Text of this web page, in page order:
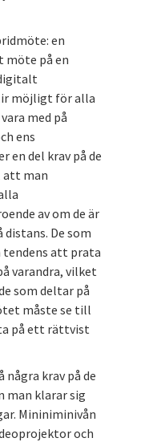
en
möte på en
möjligt för alla
med på
ens
en del krav på de
att man
av om de är
De som
tendens att prata
varandra, vilket
som deltar på
måste se till
på ett rättvist
krav på de
man klarar sig
Mininiminivån
och